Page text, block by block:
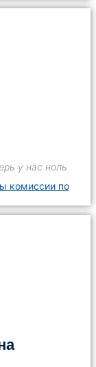
у нас ноль
комиссии по